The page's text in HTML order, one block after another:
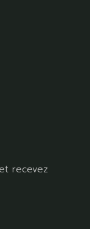
recevez